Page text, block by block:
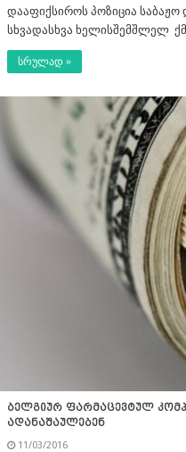
დააფიქსიროს პოზიცია
სხვადასხვა ხელისშემშლელ
სრულად »
ბელგიურ ფარმაცევტულ
ადანაშაულებენ
11/03/2016